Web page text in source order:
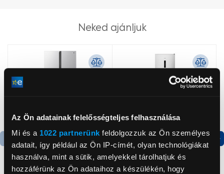
Az Ön adatainak felelősségteljes felhasználása
Mi és a 1022 partnerünk feldolgozzuk az Ön személyes
adatait, így például az Ön IP-címét, olyan technológiákat
használva, mint a sütik, amelyekkel tárolhatjuk és
hozzáférünk az Ön adataihoz a készülékén, hogy
Neked ajánljuk